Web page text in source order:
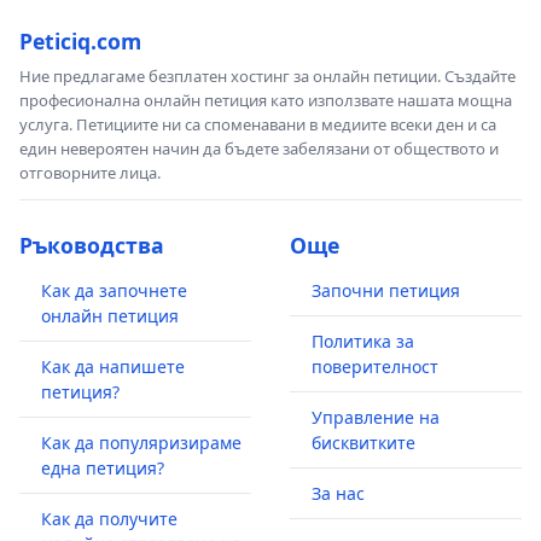
утвърди МЕХАНИЗЪМ за превенция, контрол,
административнонаказателна дейност и/или
разследване на нарушения и/или престъпления
против околната среда, дивата природа и
животните.
6. Да се планира увеличаване на капацитета на
сектор „Престъпления против околната среда и
дивата природа“ към отдел „Икономическа
полиция на ГДНП при МВР.
Предлаганите изменения и допълнения в
нормативната уредба да бъдат обсъдени в
спешен порядък в контекста на Директива (ЕС)
2024/1203 на Европейския парламент и на
Съвета от 11 април 2024 година относно
защитата на околната среда чрез наказателно
право и за замяна на директиви 2008/99/ЕО и
Peticiq.com
Ние предлагаме безплатен хостинг за онлайн петиции. Създайте
професионална онлайн петиция като използвате нашата мощна
услуга. Петициите ни са споменавани в медиите всеки ден и са
един невероятен начин да бъдете забелязани от обществото и
отговорните лица.
Ръководства
Как да започнете
онлайн петиция
Как да напишете
петиция?
Как да популяризираме
една петиция?
Как да получите
Още
Започни петиция
Политика за
поверителност
Управление на
бисквитките
За нас